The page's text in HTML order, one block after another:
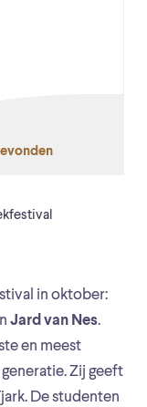
in oktober:
Jard van Nes.
en meest
Zij geeft
De studenten